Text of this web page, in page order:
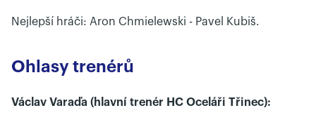
Nejlepší hráči: Aron Chmielewski - Pavel Kubiš.
Ohlasy trenérů
Václav Varaďa (hlavní trenér HC Oceláři Třinec):